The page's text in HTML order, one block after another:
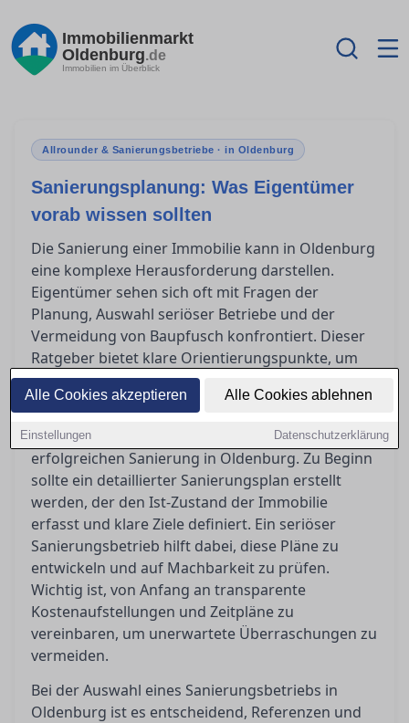
Alle Cookies akzeptieren Alle Cookies ablehnen
Einstellungen Datenschutzerklärung
Immobilienmarkt
Oldenburg.de
Immobilien im Überblick
Allrounder & Sanierungsbetriebe · in Oldenburg
Sanierungsplanung: Was Eigentümer
vorab wissen sollten
Die Sanierung einer Immobilie kann in Oldenburg
eine komplexe Herausforderung darstellen.
Eigentümer sehen sich oft mit Fragen der
Planung, Auswahl seriöser Betriebe und der
Vermeidung von Baupfusch konfrontiert. Dieser
Ratgeber bietet klare Orientierungspunkte, um
Sanierungsprojekte erfolgreich und stressfrei zu
gestalten.
Die sorgfältige Planung ist das Fundament jeder
erfolgreichen Sanierung in Oldenburg. Zu Beginn
sollte ein detaillierter Sanierungsplan erstellt
werden, der den Ist-Zustand der Immobilie
erfasst und klare Ziele definiert. Ein seriöser
Sanierungsbetrieb hilft dabei, diese Pläne zu
entwickeln und auf Machbarkeit zu prüfen.
Wichtig ist, von Anfang an transparente
Kostenaufstellungen und Zeitpläne zu
vereinbaren, um unerwartete Überraschungen zu
vermeiden.
Bei der Auswahl eines Sanierungsbetriebs in
Oldenburg ist es entscheidend, Referenzen und